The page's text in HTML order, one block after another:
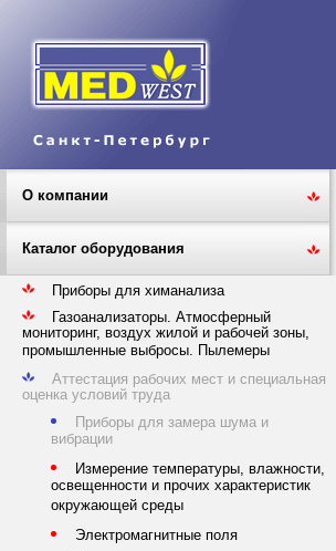
О компании
Каталог оборудования
Приборы для химанализа
Газоанализаторы. Атмосферный
мониторинг, воздух жилой и рабочей зоны,
промышленные выбросы. Пылемеры
Аттестация рабочих мест и специальная
оценка условий труда
Приборы для замера шума и
вибрации
Измерение температуры, влажности,
освещенности и прочих характеристик
окружающей среды
Электромагнитные поля